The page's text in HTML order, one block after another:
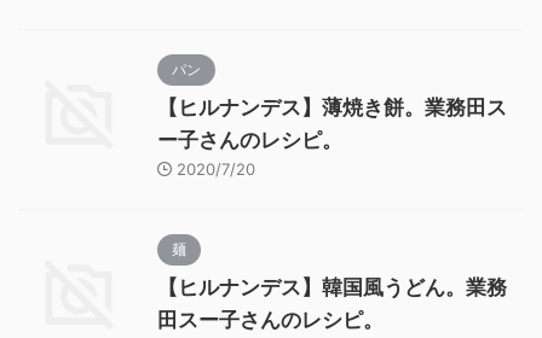
パン
【ヒルナンデス】薄焼き餅。業務田ス
ー子さんのレシピ。
2020/7/20
麺
【ヒルナンデス】韓国風うどん。業務
田スー子さんのレシピ。